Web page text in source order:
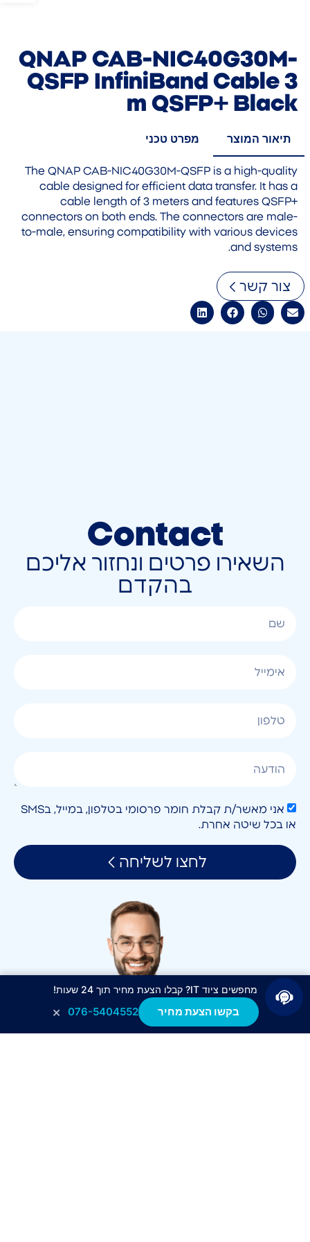
QNAP CAB-NIC40G30M-
QSFP InfiniBand Cable 3
m QSFP+ Black
תיאור המוצר מפרט טכני
The QNAP CAB-NIC40G30M-QSFP is a high-quality
cable designed for efficient data transfer. It has a
cable length of 3 meters and features QSFP+
connectors on both ends. The connectors are male-
to-male, ensuring compatibility with various devices
and systems.
צור קשר
Contact
השאירו פרטים ונחזור אליכם
בהקדם
אני מאשר/ת קבלת חומר פרסומי בטלפון, במייל, בSMS
או בכל שיטה אחרת.
לחצו לשליחה
מחפשים ציוד IT? קבלו הצעת מחיר תוך 24 שעות!
בקשו הצעת מחיר 076-5404552
×